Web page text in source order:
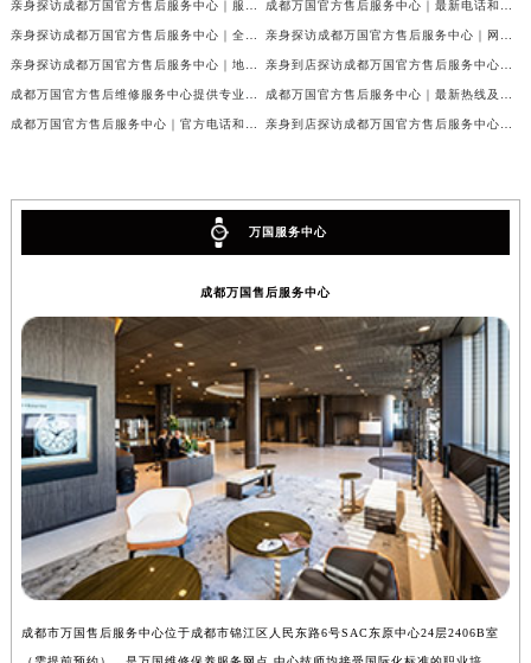
亲身探访成都万国官方售后服务中心｜服务热线及完整地址（2026年7月最新） 成都万国官方售后服务中心｜最新电话和官方维修地址权威信息公示（2026年7月最新）
亲身探访成都万国官方售后服务中心｜全新地址与官方电话（2026年7月最新） 亲身探访成都万国官方售后服务中心｜网点地址与客服电话（2026年7月最新）
亲身探访成都万国官方售后服务中心｜地址及官方联系电话（2026年7月最新） 亲身到店探访成都万国官方售后服务中心｜官方地址与维修热线（2026年7月最新）
成都万国官方售后维修服务中心提供专业手表保养服务权威公示（2026年7月最新） 成都万国官方售后服务中心｜最新热线及维修地址权威信息公示（2026年7月最新）
成都万国官方售后服务中心｜官方电话和完整维修地址权威信息公示（2026年7月最新） 亲身到店探访成都万国官方售后服务中心｜维修地址与官方客服热线（2026年7月最新）
万国服务中心
成都万国售后服务中心
成都市万国售后服务中心位于成都市锦江区人民东路6号SAC东原中心24层2406B室